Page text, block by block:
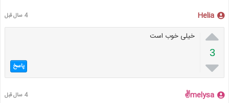
Helia 4 سال قبل

3

خیلی خوب است
پاسخ
melysa✌ 4 سال قبل